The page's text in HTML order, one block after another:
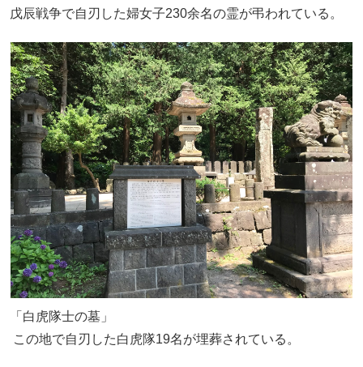
戊辰戦争で自刃した婦女子230余名の霊が弔われている。
「白虎隊士の墓」
この地で自刃した白虎隊19名が埋葬されている。